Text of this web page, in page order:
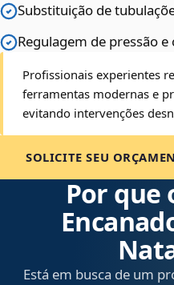
Substituição de
Regulagem de pressão
Profissionais experientes
ferramentas modernas e
evitando intervenções
SOLICITE SEU
Por que
Está em busca de um